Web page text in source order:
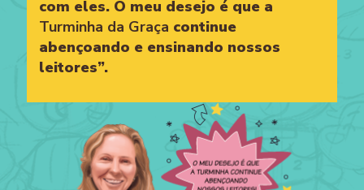
com eles. O meu desejo é que a
Turminha da Graça continue
abençoando e ensinando nossos
leitores”.